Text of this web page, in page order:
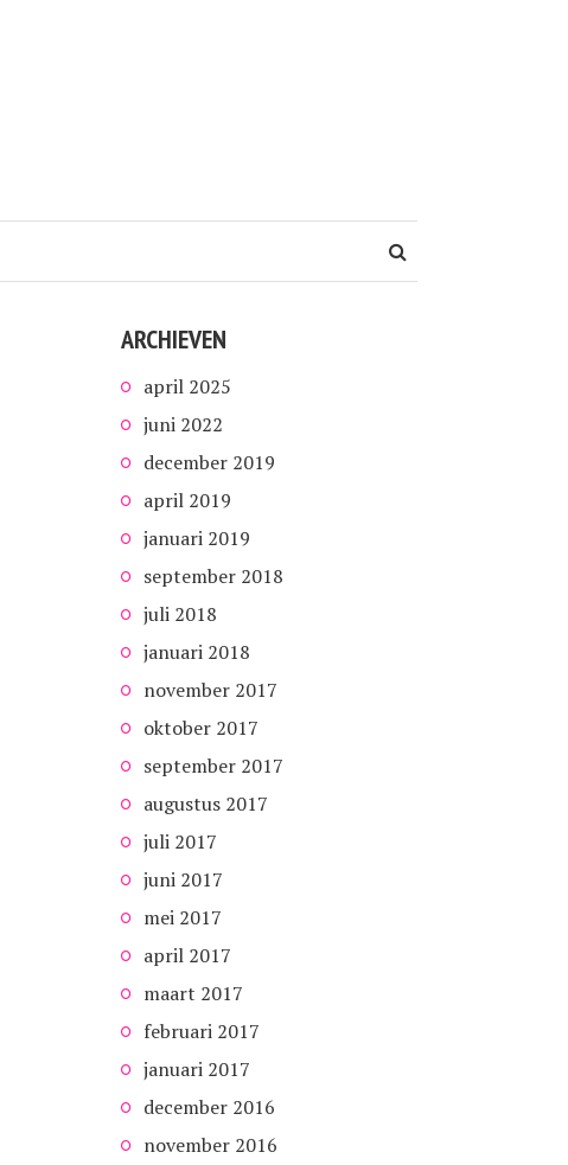
ARCHIEVEN
april 2025
juni 2022
december 2019
april 2019
januari 2019
september 2018
juli 2018
januari 2018
november 2017
oktober 2017
september 2017
augustus 2017
juli 2017
juni 2017
mei 2017
april 2017
maart 2017
februari 2017
januari 2017
december 2016
november 2016